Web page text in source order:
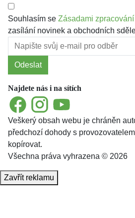
Souhlasím se Zásadami
zasílání novinek a obchodních
Odeslat
Najdete nás i na sítích
FacebookInstagramYouTube
Veškerý obsah webu je chráněn
předchozí dohody s
kopírovat.
Všechna práva vyhrazena © 2026
Zavřít reklamu